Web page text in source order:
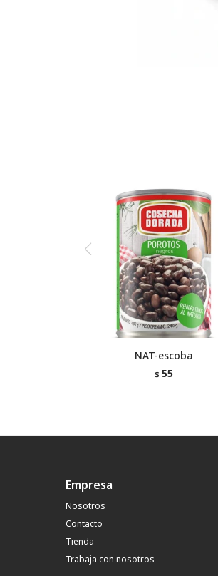
NAT-escoba
$ 55
Empresa
Nosotros
Contacto
Tienda
Trabaja con nosotros